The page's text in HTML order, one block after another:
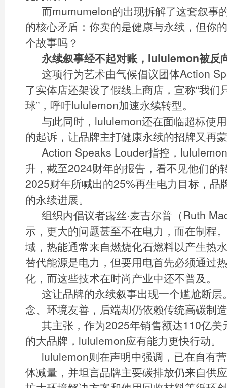
而mumumelon的出现拆解了这套叙事
的核心矛盾：你卖的是健康与永续，但你
个故事吗？
永续叙事经不起对账，lululemon被反
这项行为艺术由气候倡议团体Action
了实体店还架设了假线上商店，宣称“我们
球”，呼吁lululemon加速永续转型。
与此同时，lululemon还在面临超标使
的起诉，让品牌主打健康永续的招牌又再
Action Speaks Louder指控，
升，截至2024财年的报告，看不见他们的
2025财年所喊出的25%再生电力目标，品
的永续进展。
组织内倡议者露丝·麦吉尔普（Ruth
示，更大的问题甚至不在电力，而在制程
域，热能通常来自燃烧化石燃料以产生热
替代能源是电力，但要用电首先必须通过
化，而这些技术在时尚产业中还不普及。
这让品牌的永续叙事出现一个尴尬断
念、环境友善，后端却仍依赖传统高碳制
其主张，作为2025年销售额达110亿
的大品牌，lululemon应有能力更快行动。
lululemon则在声明中强调，已在自有
体减量，并坦言品牌主要碳排放仍来自供